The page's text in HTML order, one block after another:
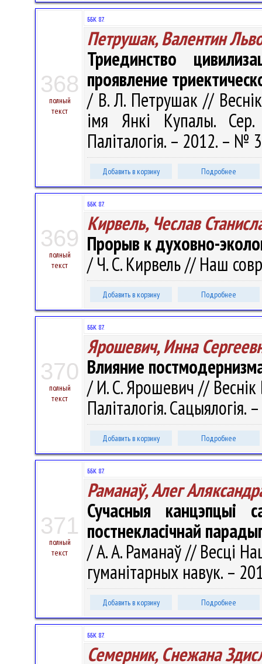
368
полный
текст
ББК 87.
Петрушак, Валентин
Триединство
проявление
/ В. Л. Петрушак // Веснік
імя Янкі Купалы. Сер.
Паліталогія. – 2012. – №
Добавить в корзину Подробнее
369
полный
текст
ББК 87.
Кирвель, Чеслав
Прорыв к духовно-
/ Ч. С. Кирвель // Наш
Добавить в корзину Подробнее
370
полный
текст
ББК 87.
Ярошевич, Инна
Влияние
/ И. С. Ярошевич // Веснік
Паліталогія.
Добавить в корзину Подробнее
371
полный
текст
ББК 87.
Раманаў, Алег
Сучасныя канцэпцыі
постнекласічнай
/ А. А. Раманаў // Весці
гуманітарных навук. –
Добавить в корзину Подробнее
ББК 87.
Семерник, Снежана